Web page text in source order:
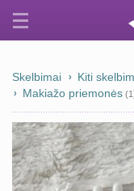
Skelbimai Kiti
Makiažo priemonės